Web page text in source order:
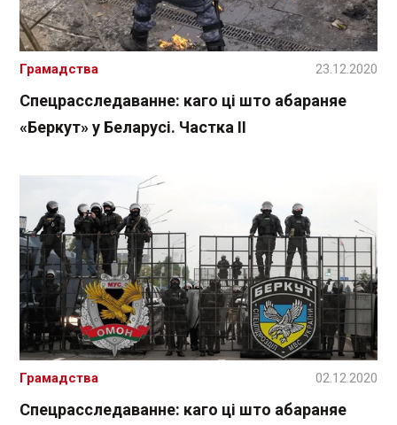
Спецрасследаванне: каго ці што абараняе
«Беркут» у Беларусі. Частка ІІ
Грамадства 23.12.2020
Спецрасследаванне: каго ці што абараняе
Грамадства 02.12.2020